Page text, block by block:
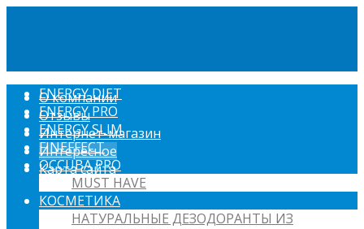
О компании
Отзывы
Интернет-магазин
Интересное
Карта сайта
ENERGY DIET
ENERGY PRO
ENERGY SLIM
FINEFFECT
OCCUBA PRO
MUST HAVE
КОСМЕТИКА
НАТУРАЛЬНЫЕ ДЕЗОДОРАНТЫ ИЗ